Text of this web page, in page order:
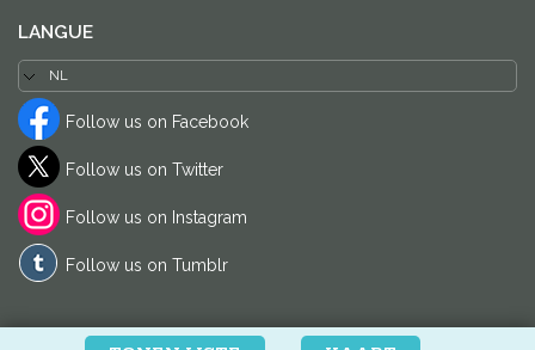
LANGUE
Follow us on Facebook
Follow us on Twitter
Follow us on Instagram
Follow us on Tumblr